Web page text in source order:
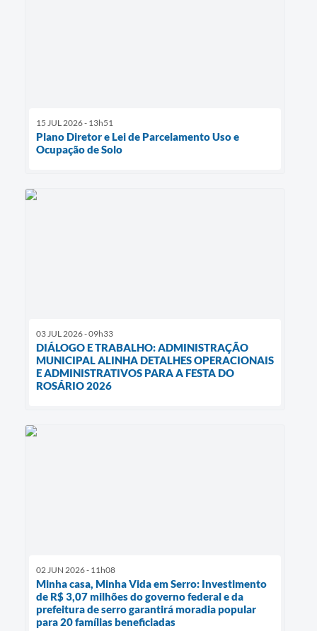
15 JUL 2026 - 13h51
Plano Diretor e Lei de Parcelamento Uso e
Ocupação de Solo
03 JUL 2026 - 09h33
DIÁLOGO E TRABALHO: ADMINISTRAÇÃO
MUNICIPAL ALINHA DETALHES OPERACIONAIS
E ADMINISTRATIVOS PARA A FESTA DO
ROSÁRIO 2026
02 JUN 2026 - 11h08
Minha casa, Minha Vida em Serro: Investimento
de R$ 3,07 milhões do governo federal e da
prefeitura de serro garantirá moradia popular
para 20 famílias beneficiadas